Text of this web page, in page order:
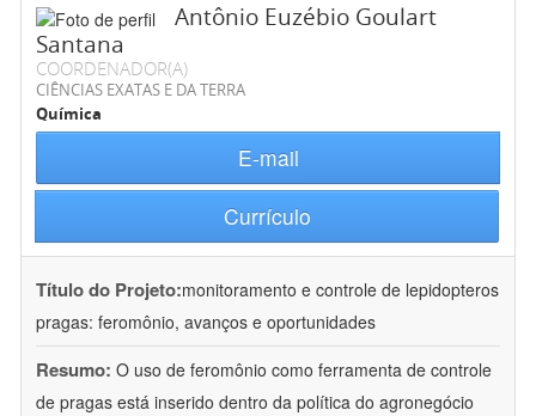
Antônio Euzébio Goulart
Santana
COORDENADOR(A)
CIÊNCIAS EXATAS E DA TERRA
Química
E-mail
Currículo
Título do Projeto:monitoramento e controle de lepidopteros
pragas: feromônio, avanços e oportunidades
Resumo: O uso de feromônio como ferramenta de controle
de pragas está inserido dentro da política do agronegócio